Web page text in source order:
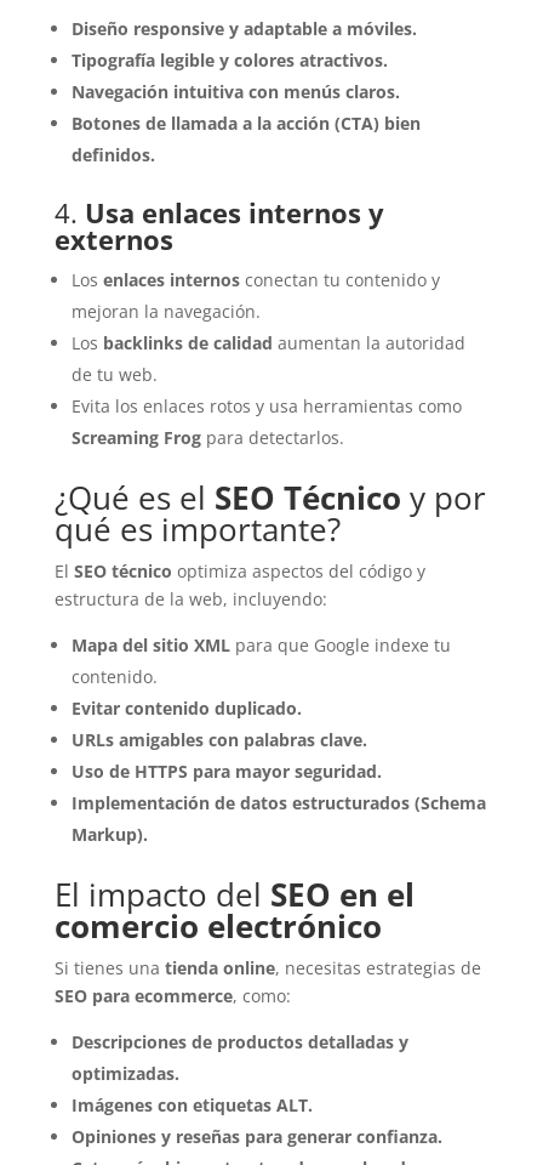
Diseño responsive y adaptable a móviles.
Tipografía legible y colores atractivos.
Navegación intuitiva con menús claros.
Botones de llamada a la acción (CTA) bien
definidos.
4. Usa enlaces internos y
externos
Los enlaces internosconectan tu contenido y
mejoran la navegación.
Los backlinks de calidad aumentan la autoridad
de tu web.
Evita los enlaces rotos y usa herramientas como
Screaming Frogpara detectarlos.
¿Qué es el SEO Técnico y por
qué es importante?
El SEO técnico optimiza aspectos del código y
estructura de la web, incluyendo:
Mapa del sitio XMLpara que Google indexe tu
contenido.
Evitar contenido duplicado.
URLs amigables con palabras clave.
Uso de HTTPS para mayor seguridad.
Implementación de datos estructurados (Schema
Markup).
El impacto del SEO en el
comercio electrónico
Si tienes una tienda online, necesitas estrategias de
SEO para ecommerce, como:
Descripciones de productos detalladas y
optimizadas.
Imágenes con etiquetas ALT.
Opiniones y reseñas para generar confianza.